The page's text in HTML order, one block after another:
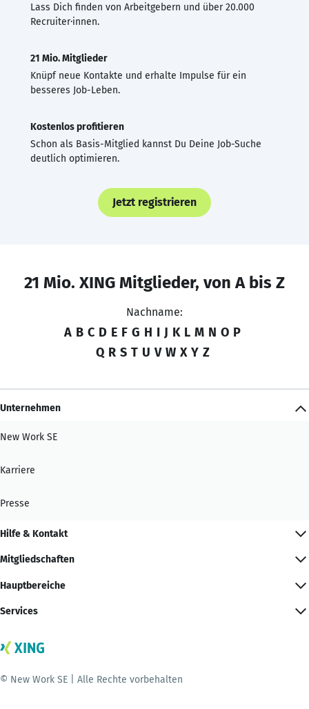
Lass Dich finden von Arbeitgebern und über 20.000
Recruiter·innen.
21 Mio. Mitglieder
Knüpf neue Kontakte und erhalte Impulse für ein
besseres Job-Leben.
Kostenlos profitieren
Schon als Basis-Mitglied kannst Du Deine Job-Suche
deutlich optimieren.
Jetzt registrieren
21 Mio. XING Mitglieder, von A bis Z
Nachname:
A B C D E F G H I J K L M N O P
Q R S T U V W X Y Z
Unternehmen
New Work SE
Karriere
Presse
Hilfe & Kontakt
Mitgliedschaften
Hauptbereiche
Services
© New Work SE | Alle Rechte vorbehalten